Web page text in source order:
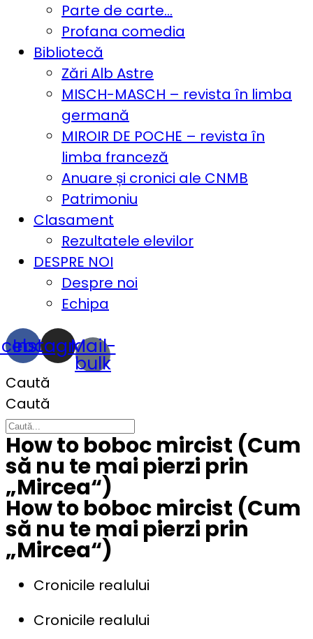
Parte de carte…
Profana comedia
Bibliotecă
Zări Alb Astre
MISCH-MASCH – revista în limba
germană
MIROIR DE POCHE – revista în
limba franceză
Anuare și cronici ale CNMB
Patrimoniu
Clasament
Rezultatele elevilor
DESPRE NOI
Despre noi
Echipa
Instagram
Mail-
bulk
Caută
Caută
How to boboc mircist (Cum
să nu te mai pierzi prin
„Mircea“)
How to boboc mircist (Cum
să nu te mai pierzi prin
„Mircea“)
Cronicile realului
Cronicile realului